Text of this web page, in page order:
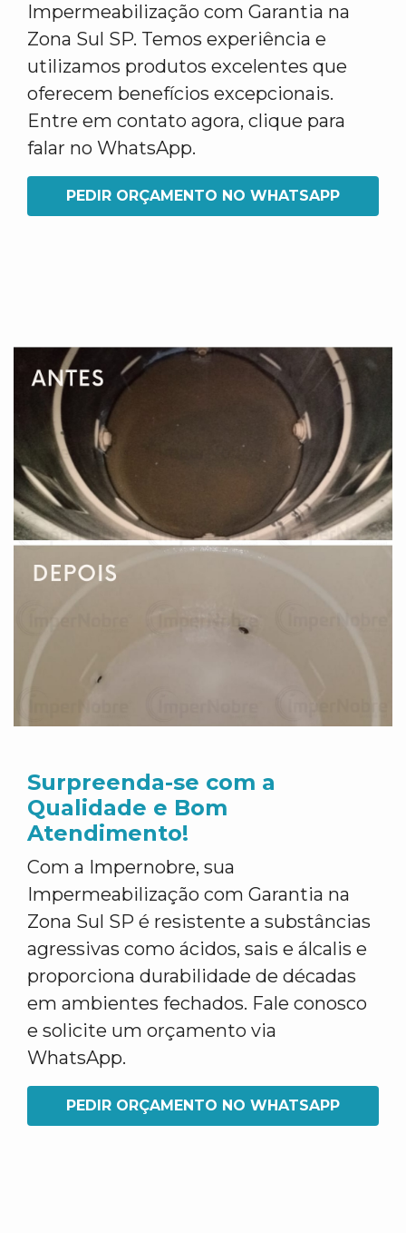
Impermeabilização com Garantia na
Zona Sul SP. Temos experiência e
utilizamos produtos excelentes que
oferecem benefícios excepcionais.
Entre em contato agora, clique para
falar no WhatsApp.
PEDIR ORÇAMENTO NO WHATSAPP
Surpreenda-se com a
Qualidade e Bom
Atendimento!
Com a Impernobre, sua
Impermeabilização com Garantia na
Zona Sul SP é resistente a substâncias
agressivas como ácidos, sais e álcalis e
proporciona durabilidade de décadas
em ambientes fechados. Fale conosco
e solicite um orçamento via
WhatsApp.
PEDIR ORÇAMENTO NO WHATSAPP